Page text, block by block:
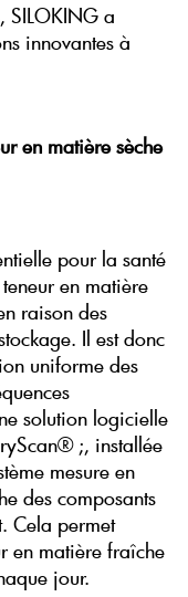
SILOKING a
innovantes à
en matière sèche
pour la santé
en matière
raison des
Il est donc
uniforme des
solution logicielle
;, installée
mesure en
des composants
Cela permet
en matière fraîche
jour.